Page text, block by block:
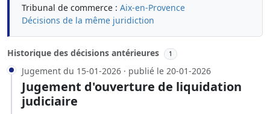
Tribunal de commerce : Aix-en-Provence
Décisions de la même juridiction
Historique des décisions antérieures 1
Jugement du 15-01-2026 · publié le 20-01-2026
Jugement d'ouverture de liquidation
judiciaire